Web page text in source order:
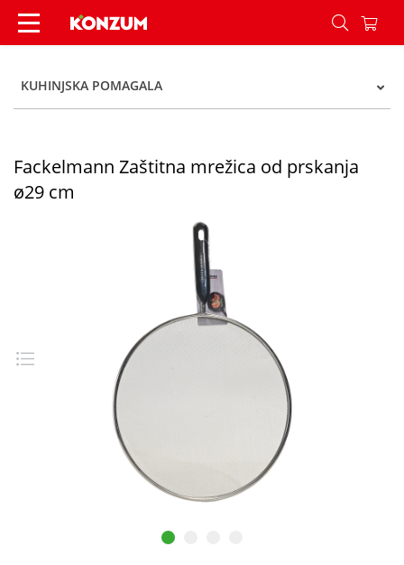
Fackelmann Zaštitna mrežica od prskanja ø29
KUHINJSKA POMAGALA
Fackelmann Zaštitna mrežica od prskanja
ø29 cm